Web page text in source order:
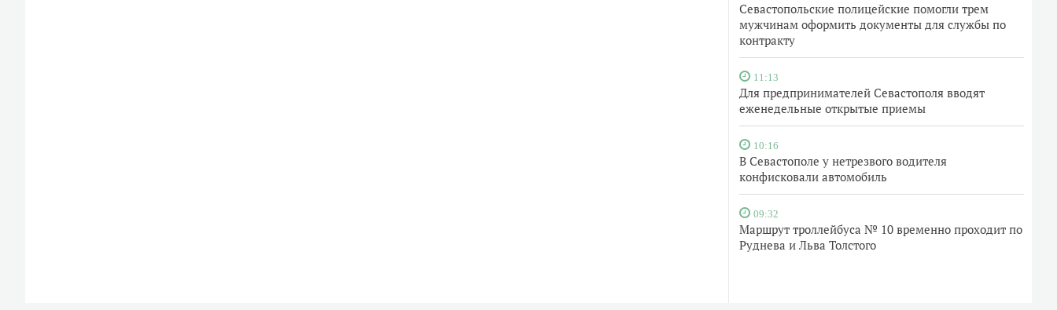
Севастопольские полицейские помогли трем
мужчинам оформить документы для службы по
контракту
11:13
Для предпринимателей Севастополя вводят
еженедельные открытые приемы
10:16
В Севастополе у нетрезвого водителя
конфисковали автомобиль
09:32
Маршрут троллейбуса № 10 временно проходит по
Руднева и Льва Толстого